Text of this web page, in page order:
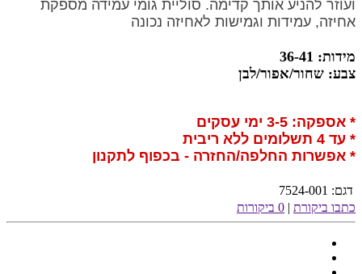
ועוזר להניע אותך קדימה. סוליית גומי עמידה מספקת
אחיזה, עמידות וגמישות לאחיזה נכונה
מידות: 36-41
צבע: שחור/אפור/לבן
* אספקה: 3-5 ימי עסקים
* עד 4 תשלומים ללא ריבית
* אפשרות החלפה/החזרה - בכפוף לתקנון
דגם: 7524-001
כתבו ביקורת | 0 ביקורות